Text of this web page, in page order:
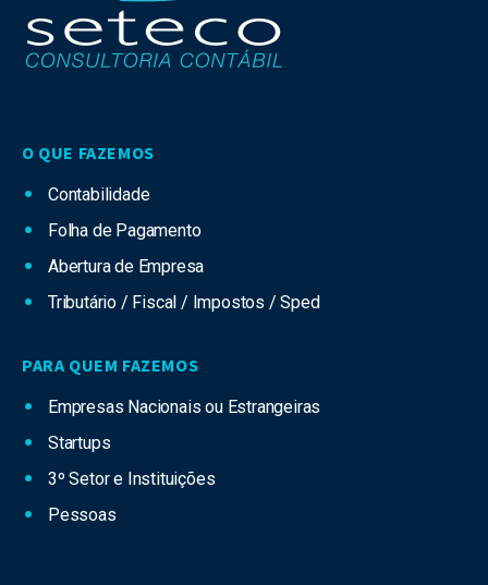
O QUE FAZEMOS
Contabilidade
Folha de Pagamento
Abertura de Empresa
Tributário / Fiscal / Impostos / Sped
PARA QUEM FAZEMOS
Empresas Nacionais ou Estrangeiras
Startups
3º Setor e Instituições
Pessoas